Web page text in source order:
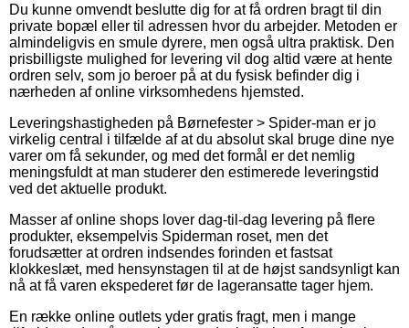
Du kunne omvendt beslutte dig for at få ordren bragt til din
private bopæl eller til adressen hvor du arbejder. Metoden er
almindeligvis en smule dyrere, men også ultra praktisk. Den
prisbilligste mulighed for levering vil dog altid være at hente
ordren selv, som jo beroer på at du fysisk befinder dig i
nærheden af online virksomhedens hjemsted.
Leveringshastigheden på Børnefester > Spider-man er jo
virkelig central i tilfælde af at du absolut skal bruge dine nye
varer om få sekunder, og med det formål er det nemlig
meningsfuldt at man studerer den estimerede leveringstid
ved det aktuelle produkt.
Masser af online shops lover dag-til-dag levering på flere
produkter, eksempelvis Spiderman roset, men det
forudsætter at ordren indsendes forinden et fastsat
klokkeslæt, med hensynstagen til at de højst sandsynligt kan
nå at få varen ekspederet før de lageransatte tager hjem.
En række online outlets yder gratis fragt, men i mange